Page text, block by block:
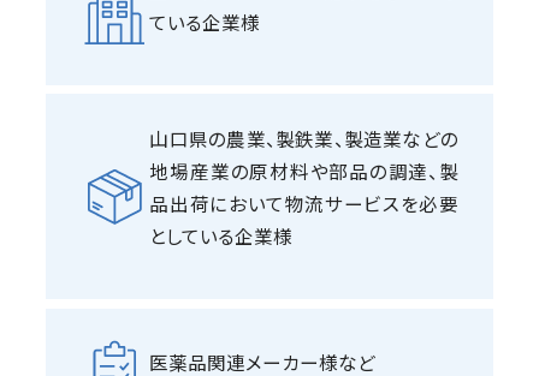
ている企業様
山口県の農業、製鉄業、製造業などの
地場産業の原材料や部品の調達、製
品出荷において物流サービスを必要
としている企業様
医薬品関連メーカー様など